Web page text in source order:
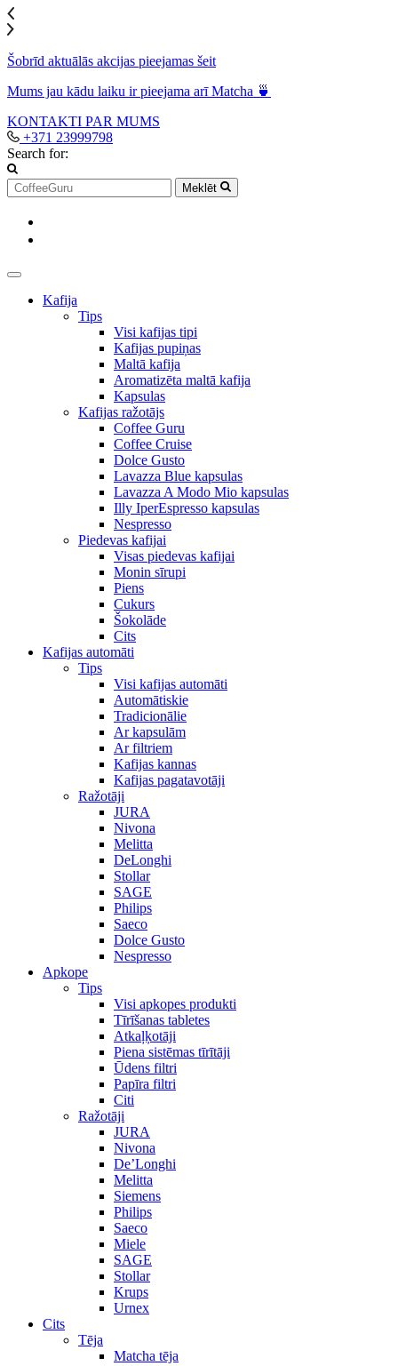
Šobrīd aktuālās akcijas pieejamas šeit
Mums jau kādu laiku ir pieejama arī Matcha 🍵
KONTAKTI PAR MUMS
+371 23999798
Search for:
Meklēt
Kafija
Tips
Visi kafijas tipi
Kafijas pupiņas
Maltā kafija
Aromatizēta maltā kafija
Kapsulas
Kafijas ražotājs
Coffee Guru
Coffee Cruise
Dolce Gusto
Lavazza Blue kapsulas
Lavazza A Modo Mio kapsulas
Illy IperEspresso kapsulas
Nespresso
Piedevas kafijai
Visas piedevas kafijai
Monin sīrupi
Piens
Cukurs
Šokolāde
Cits
Kafijas automāti
Tips
Visi kafijas automāti
Automātiskie
Tradicionālie
Ar kapsulām
Ar filtriem
Kafijas kannas
Kafijas pagatavotāji
Ražotāji
JURA
Nivona
Melitta
DeLonghi
Stollar
SAGE
Philips
Saeco
Dolce Gusto
Nespresso
Apkope
Tips
Visi apkopes produkti
Tīrīšanas tabletes
Atkaļķotāji
Piena sistēmas tīrītāji
Ūdens filtri
Papīra filtri
Citi
Ražotāji
JURA
Nivona
De’Longhi
Melitta
Siemens
Philips
Saeco
Miele
SAGE
Stollar
Krups
Urnex
Cits
Tēja
Matcha tēja